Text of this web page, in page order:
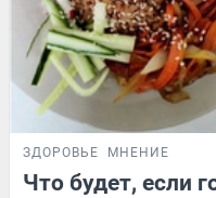
ЗДОРОВЬЕ МНЕНИЕ
Что будет, если